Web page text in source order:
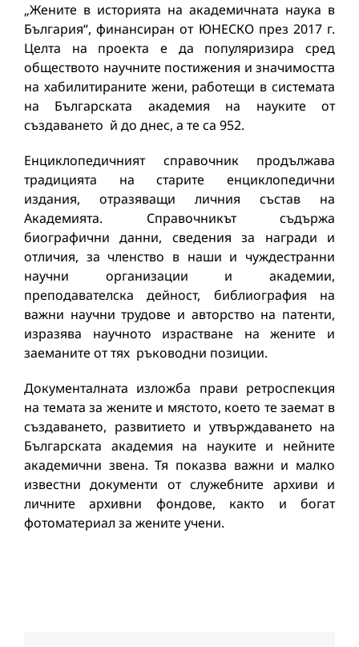
„Жените в историята на академичната наука в
България“, финансиран от ЮНЕСКО през 2017 г.
Целта на проекта е да популяризира сред
обществото научните постижения и значимостта
на хабилитираните жени, работещи в системата
на Българската академия на науките от
създаването й до днес, а те са 952.
Енциклопедичният справочник продължава
традицията на старите енциклопедични
издания, отразяващи личния състав на
Академията. Справочникът съдържа
биографични данни, сведения за награди и
отличия, за членство в наши и чуждестранни
научни организации и академии,
преподавателска дейност, библиография на
важни научни трудове и авторство на патенти,
изразява научното израстване на жените и
заеманите от тях ръководни позиции.
Документалната изложба прави ретроспекция
на темата за жените и мястото, което те заемат в
създаването, развитието и утвърждаването на
Българската академия на науките и нейните
академични звена. Тя показва важни и малко
известни документи от служебните архиви и
личните архивни фондове, както и богат
фотоматериал за жените учени.